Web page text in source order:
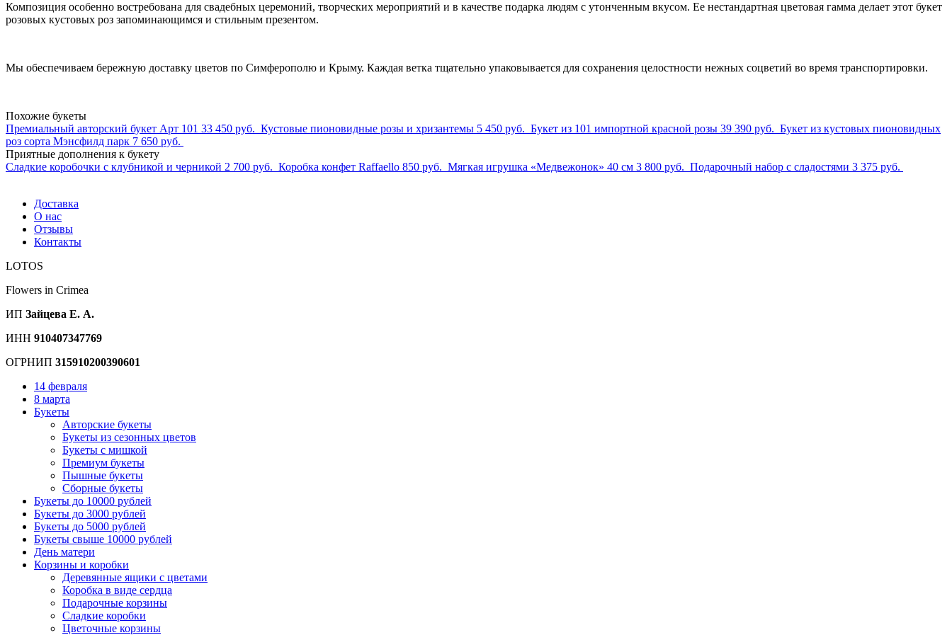
Композиция особенно востребована для свадебных церемоний, творческих мероприятий и в качестве подарка людям с утонченным вкусом. Ее нестандартная цветовая гамма делает этот букет
розовых кустовых роз запоминающимся и стильным презентом.
Мы обеспечиваем бережную доставку цветов по Симферополю и Крыму. Каждая ветка тщательно упаковывается для сохранения целостности нежных соцветий во время транспортировки.
Похожие букеты
Премиальный авторский букет Арт 101 33 450 руб. Кустовые пионовидные розы и хризантемы 5 450 руб. Букет из 101 импортной красной розы 39 390 руб. Букет из кустовых пионовидных
роз сорта Мэнсфилд парк 7 650 руб.
Приятные дополнения к букету
Сладкие коробочки с клубникой и черникой 2 700 руб. Коробка конфет Raffaello 850 руб. Мягкая игрушка «Медвежонок» 40 см 3 800 руб. Подарочный набор с сладостями 3 375 руб.
Доставка
О нас
Отзывы
Контакты
LOTOS
Flowers in Crimea
ИП Зайцева Е. А.
ИНН 910407347769
ОГРНИП 315910200390601
14 февраля
8 марта
Букеты
Авторские букеты
Букеты из сезонных цветов
Букеты с мишкой
Премиум букеты
Пышные букеты
Сборные букеты
Букеты до 10000 рублей
Букеты до 3000 рублей
Букеты до 5000 рублей
Букеты свыше 10000 рублей
День матери
Корзины и коробки
Деревянные ящики с цветами
Коробка в виде сердца
Подарочные корзины
Сладкие коробки
Цветочные корзины